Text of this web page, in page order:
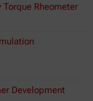
Rheometer
Development